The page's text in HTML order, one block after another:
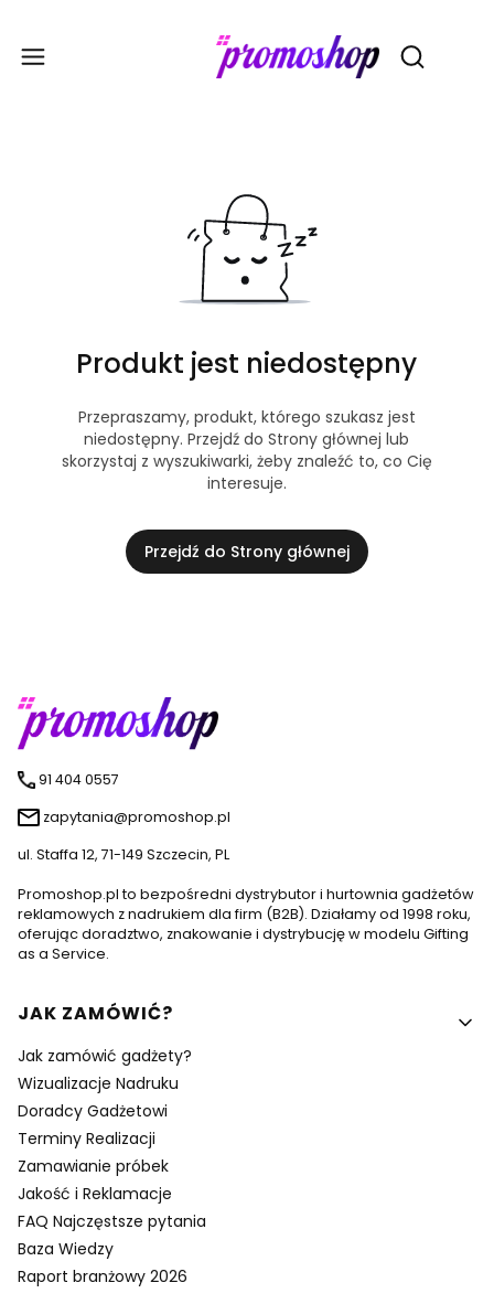
Otwórz
Produkt jest niedostępny
Przepraszamy, produkt, którego szukasz jest
niedostępny. Przejdź do Strony głównej lub
skorzystaj z wyszukiwarki, żeby znaleźć to, co Cię
interesuje.
Przejdź do Strony głównej
91 404 0557
zapytania@promoshop.pl
ul. Staffa 12, 71-149 Szczecin, PL
Promoshop.pl to bezpośredni dystrybutor i hurtownia gadżetów
reklamowych z nadrukiem dla firm (B2B). Działamy od 1998 roku,
oferując doradztwo, znakowanie i dystrybucję w modelu Gifting
as a Service.
Linki w stopce
JAK ZAMÓWIĆ?
Jak zamówić gadżety?
Wizualizacje Nadruku
Doradcy Gadżetowi
Terminy Realizacji
Zamawianie próbek
Jakość i Reklamacje
FAQ Najczęstsze pytania
Baza Wiedzy
Raport branżowy 2026